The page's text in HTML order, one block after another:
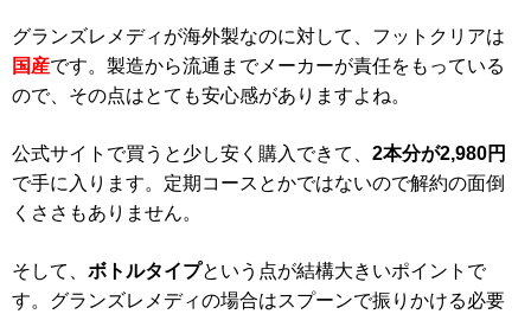
グランズレメディが海外製なのに対して、フットクリアは
国産です。製造から流通までメーカーが責任をもっている
ので、その点はとても安心感がありますよね。
公式サイトで買うと少し安く購入できて、 2本分が2,980円
で手に入ります。定期コースとかではないので解約の面倒
くささもありません。
そして、 ボトルタイプという点が結構大きいポイントで
す。グランズレメディの場合はスプーンで振りかける必要